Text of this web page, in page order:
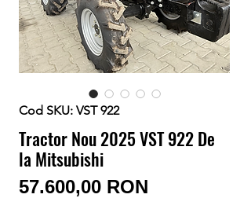
Cod SKU: VST 922
Tractor Nou 2025 VST 922 De
la Mitsubishi
57.600,00 RON